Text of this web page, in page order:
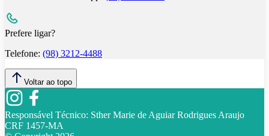
Prefere ligar?
Telefone: (98) 3212-4488
Voltar ao topo
Responsável Técnico: Sther Marie de Aguiar Rodrigues Araujo
CRF 1457-MA